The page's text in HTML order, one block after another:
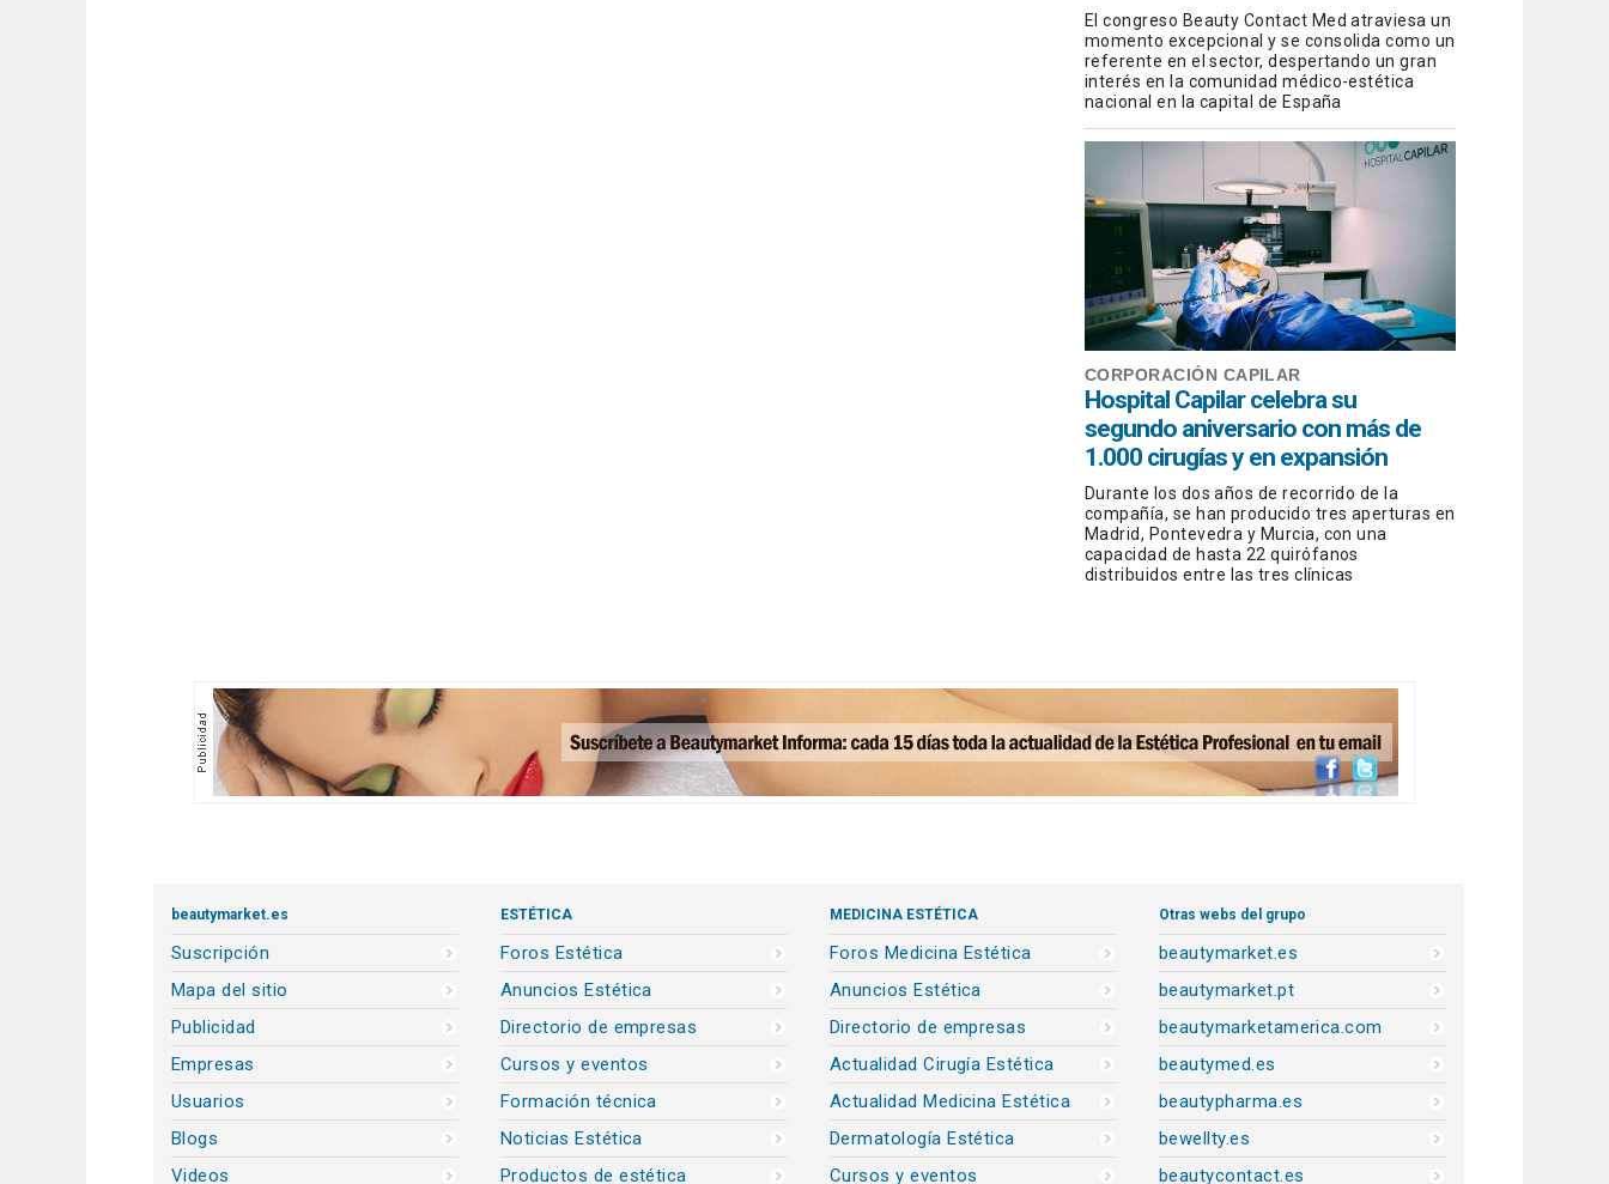
El congreso Beauty Contact Med atraviesa un
momento excepcional y se consolida como un
referente en el sector, despertando un gran
interés en la comunidad médico-estética
nacional en la capital de España
CORPORACIÓN CAPILAR
Hospital Capilar celebra su
segundo aniversario con más de
1.000 cirugías y en expansión
Durante los dos años de recorrido de la
compañía, se han producido tres aperturas en
Madrid, Pontevedra y Murcia, con una
capacidad de hasta 22 quirófanos
distribuidos entre las tres clínicas
beautymarket.es
Suscripción
Mapa del sitio
Publicidad
Empresas
Usuarios
Blogs
Videos
ESTÉTICA
Foros Estética
Anuncios Estética
Directorio de empresas
Cursos y eventos
Formación técnica
Noticias Estética
Productos de estética
MEDICINA ESTÉTICA
Foros Medicina Estética
Anuncios Estética
Directorio de empresas
Actualidad Cirugía Estética
Actualidad Medicina Estética
Dermatología Estética
Cursos y eventos
Otras webs del grupo
beautymarket.es
beautymarket.pt
beautymarketamerica.com
beautymed.es
beautypharma.es
bewellty.es
beautycontact.es